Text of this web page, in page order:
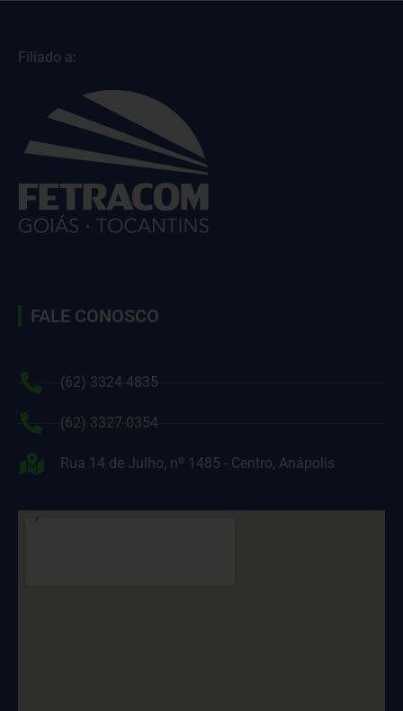
Filiado a:
FALE CONOSCO
(62) 3324-4835
(62) 3327-0354
Rua 14 de Julho, nº 1485 - Centro, Anápolis